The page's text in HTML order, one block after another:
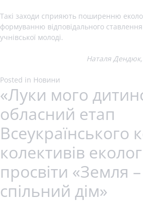
Такі заходи сприяють поширенню
формуванню відповідального
учнівської молоді.
Наталя
Posted in Новини
«Луки мого
обласний етап
Всеукраїнського
колективів
просвіти «Земля
спільний дім»